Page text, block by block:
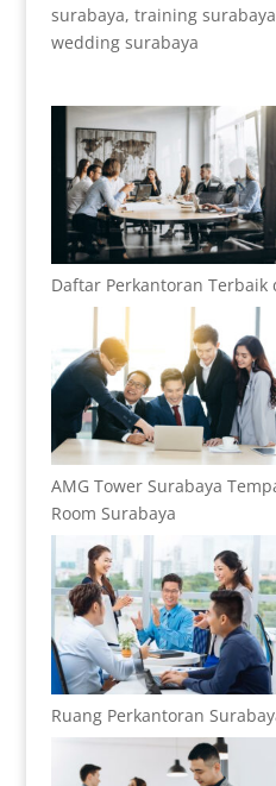
surabaya, training
wedding surabaya
Daftar Perkantoran Terbaik
AMG Tower Surabaya
Room Surabaya
Ruang Perkantoran